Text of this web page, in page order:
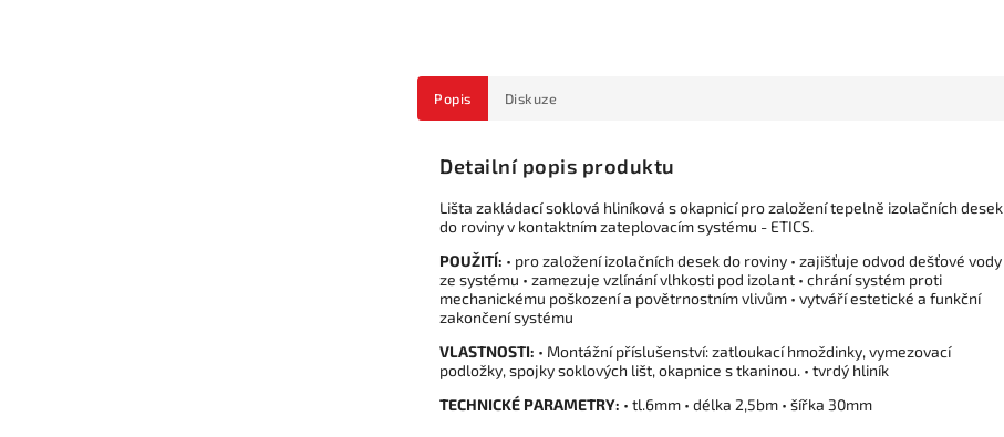
Popis Diskuze
Detailní popis produktu
Lišta zakládací soklová hliníková s okapnicí pro založení tepelně izolačních desek
do roviny v kontaktním zateplovacím systému - ETICS.
POUŽITÍ: • pro založení izolačních desek do roviny • zajišťuje odvod dešťové vody
ze systému • zamezuje vzlínání vlhkosti pod izolant • chrání systém proti
mechanickému poškození a povětrnostním vlivům • vytváří estetické a funkční
zakončení systému
VLASTNOSTI: • Montážní příslušenství: zatloukací hmoždinky, vymezovací
podložky, spojky soklových lišt, okapnice s tkaninou. • tvrdý hliník
TECHNICKÉ PARAMETRY: • tl.6mm • délka 2,5bm • šířka 30mm